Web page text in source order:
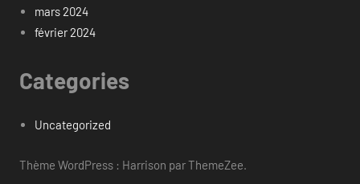
mars 2024
février 2024
Categories
Uncategorized
Thème WordPress : Harrison par ThemeZee.